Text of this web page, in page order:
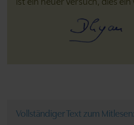
Vollständiger Text zum Mitlesen: